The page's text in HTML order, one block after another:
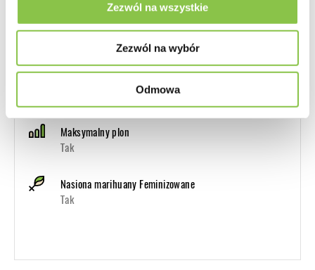
Zezwól na wszystkie
Zezwól na wybór
Odmowa
Zawartość kannabinoidów THC, CBD...
Maksymalny plon
Tak
Nasiona marihuany Feminizowane
Tak